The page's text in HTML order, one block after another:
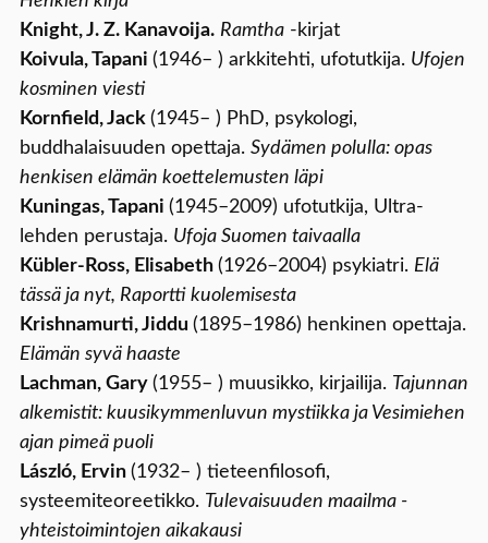
Knight, J. Z. Kanavoija. Ramtha-kirjat
Koivula, Tapani (1946– ) arkkitehti, ufotutkija. Ufojen
kosminen viesti
Kornfield, Jack (1945– ) PhD, psykologi,
buddhalaisuuden opettaja. Sydämen polulla: opas
henkisen elämän koettelemusten läpi
Kuningas, Tapani (1945–2009) ufotutkija, Ultra-
lehden perustaja. Ufoja Suomen taivaalla
Kübler-Ross, Elisabeth (1926–2004) psykiatri. Elä
tässä ja nyt, Raportti kuolemisesta
Krishnamurti, Jiddu (1895–1986) henkinen opettaja.
Elämän syvä haaste
Lachman, Gary (1955– ) muusikko, kirjailija. Tajunnan
alkemistit: kuusikymmenluvun mystiikka ja Vesimiehen
ajan pimeä puoli
László, Ervin (1932– ) tieteenfilosofi,
systeemiteoreetikko. Tulevaisuuden maailma -
yhteistoimintojen aikakausi